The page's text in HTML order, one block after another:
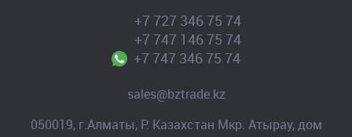
+7 727 346 75 74
+7 747 146 75 74
+7 747 346 75 74
sales@bztrade.kz
050019, г.Алматы, Р. Казахстан Мкр. Атырау, дом